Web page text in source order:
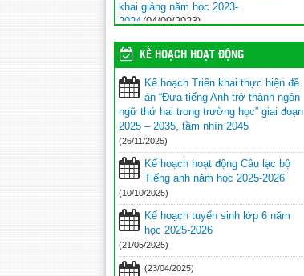
khai giảng năm học 2023-
2024(04/09/2023)
Phối hợp với ngành giáo dục trên địa
bàn huyện Vĩnh Thuận trong công tác
thu hộ học phí (30/08/2023)
Vĩnh Thuận sẵn sàng cho năm học
mới 2023-2024 (30/08/2023)
Tổng kết năm học 2022-2023 và triển
khai phương hướng, nhiệm vụ trọng
tâm năm học 2023-2024
(30/08/2023)
Trao 20 suất quà cho học sinh có
hoàn cảnh khó khăn trước thềm năm
học mới(25/08/2023)
Toà án nhân dân tỉnh Kiên Giang
tặng Quỹ khuyến học huyện Vĩnh
KẾ HOẠCH HOẠT ĐỘNG
Kế hoạch Triển khai thực hiện đề
án “Đưa tiếng Anh trở thành ngôn
ngữ thứ hai trong trường học” giai đoạn
2025 – 2035, tầm nhìn 2045
(26/11/2025)
Kế hoạch hoạt động Câu lạc bộ
Tiếng anh năm học 2025-2026
(10/10/2025)
Kế hoạch tuyển sinh lớp 6 năm
học 2025-2026
(21/05/2025)
(23/04/2025)